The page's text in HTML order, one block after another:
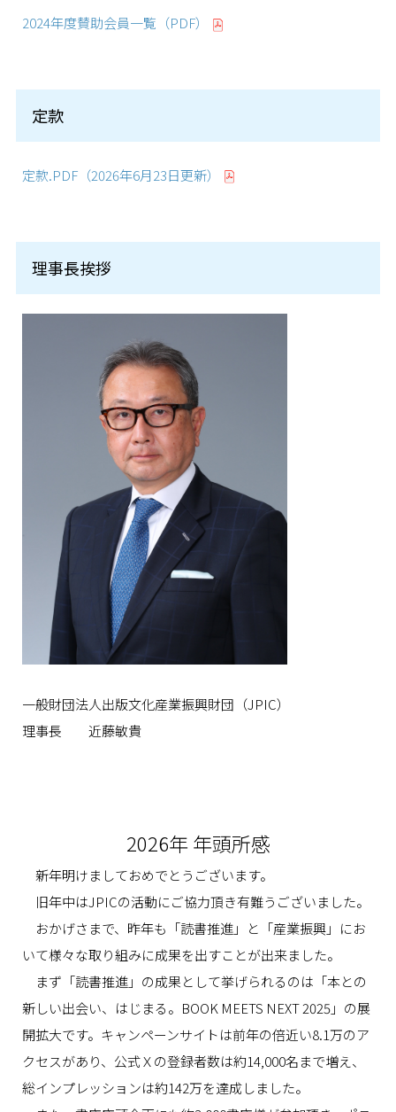
2024年度賛助会員一覧（PDF）
定款
定款.PDF（2026年6月23日更新）
理事長挨拶
一般財団法人出版文化産業振興財団（JPIC）
理事長 近藤敏貴
2026年 年頭所感
新年明けましておめでとうございます。
旧年中はJPICの活動にご協力頂き有難うございました。
おかげさまで、昨年も「読書推進」と「産業振興」にお
いて様々な取り組みに成果を出すことが出来ました。
まず「読書推進」の成果として挙げられるのは「本との
新しい出会い、はじまる。BOOK MEETS NEXT 2025」の展
開拡大です。キャンペーンサイトは前年の倍近い8.1万のア
クセスがあり、公式Ｘの登録者数は約14,000名まで増え、
総インプレッションは約142万を達成しました。